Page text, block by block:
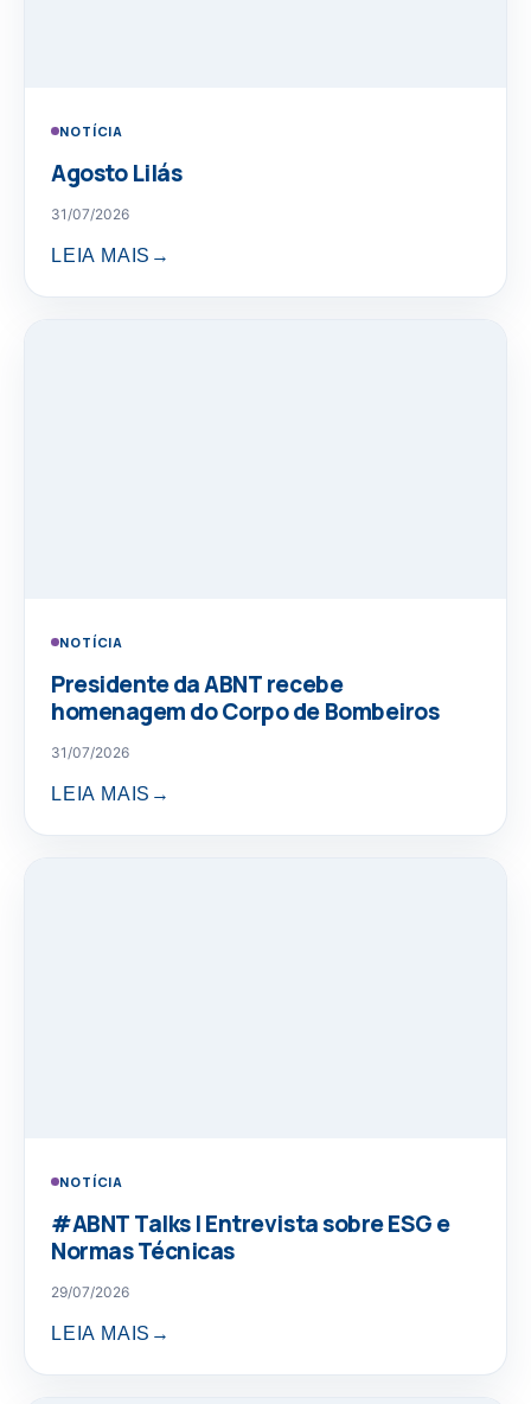
NOTÍCIA
Agosto Lilás
31/07/2026
LEIA MAIS
NOTÍCIA
Presidente da ABNT recebe
homenagem do Corpo de Bombeiros
31/07/2026
LEIA MAIS
NOTÍCIA
#ABNT Talks | Entrevista sobre ESG e
Normas Técnicas
29/07/2026
LEIA MAIS